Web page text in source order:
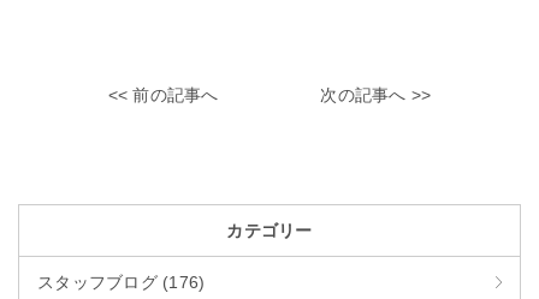
<< 前の記事へ 次の記事へ >>
カテゴリー
スタッフブログ (176)